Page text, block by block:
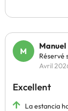
Manuel
Réservé
Avril
Excellent
La estancia